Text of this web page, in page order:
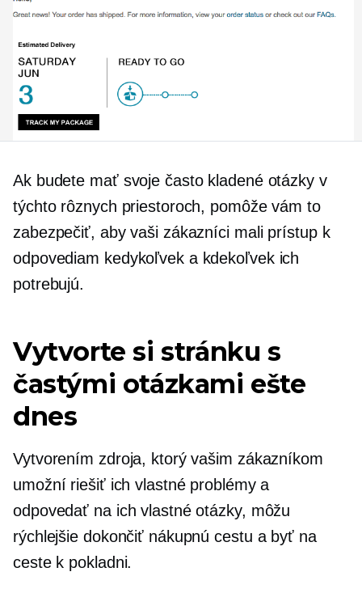
Ak budete mať svoje často kladené otázky v
týchto rôznych priestoroch, pomôže vám to
zabezpečiť, aby vaši zákazníci mali prístup k
odpovediam kedykoľvek a kdekoľvek ich
potrebujú.
Vytvorte si stránku s
častými otázkami ešte
dnes
Vytvorením zdroja, ktorý vašim zákazníkom
umožní riešiť ich vlastné problémy a
odpovedať na ich vlastné otázky, môžu
rýchlejšie dokončiť nákupnú cestu a byť na
ceste k pokladni.